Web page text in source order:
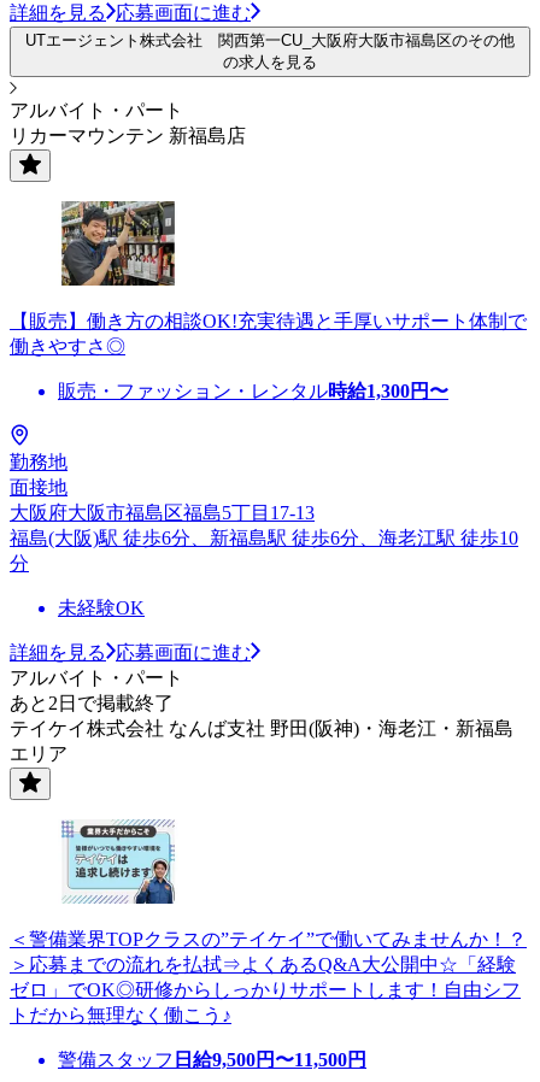
詳細を見る 応募画面に進む
UTエージェント株式会社 関西第一CU_大阪府大阪市福島区のその他
の求人を見る
アルバイト・パート
リカーマウンテン 新福島店
【販売】働き方の相談OK!充実待遇と手厚いサポート体制で
働きやすさ◎
販売・ファッション・レンタル時給1,300円〜
勤務地
面接地
大阪府大阪市福島区福島5丁目17-13
福島(大阪)駅 徒歩6分、新福島駅 徒歩6分、海老江駅 徒歩10
分
未経験OK
詳細を見る
応募画面に進む
アルバイト・パート
あと2日で掲載終了
テイケイ株式会社 なんば支社 野田(阪神)・海老江・新福島
エリア
＜警備業界TOPクラスの”テイケイ”で働いてみませんか！？
＞応募までの流れを払拭⇒よくあるQ&A大公開中☆「経験
ゼロ」でOK◎研修からしっかりサポートします！自由シフ
トだから無理なく働こう♪
警備スタッフ 日給9,500円〜11,500円